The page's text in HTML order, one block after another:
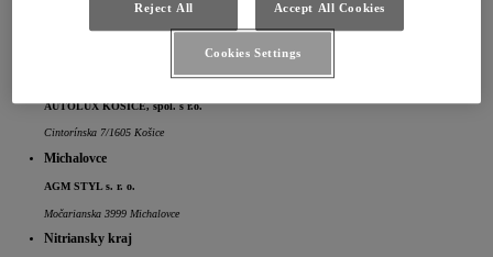
Prešovská cesta 2198/79 Košice
AUTOLUX KOŠICE, spol. s r.o.
Cintorínska 7/1605 Košice
Michalovce
AGM STYL s. r. o.
Močarianska 3999 Michalovce
Nitriansky kraj
Reject All Accept All Cookies
Cookies Settings